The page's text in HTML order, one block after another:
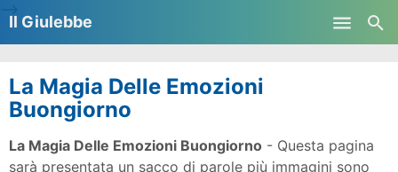
Il Giulebbe
La Magia Delle Emozioni
Buongiorno
La Magia Delle Emozioni Buongiorno - Questa pagina
sarà presentata un sacco di parole più immagini sono